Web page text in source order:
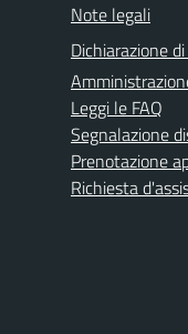
Note legali
Dichiarazione
Leggi le FAQ
Segnalazione
Prenotazione
Richiesta